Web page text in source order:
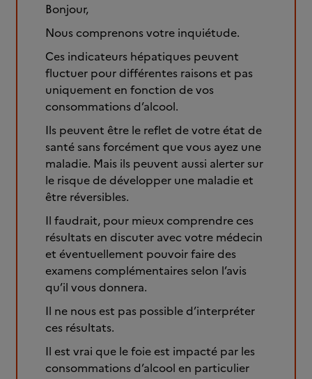
Bonjour,
Nous comprenons votre inquiétude.
Ces indicateurs hépatiques peuvent
fluctuer pour différentes raisons et pas
uniquement en fonction de vos
consommations d’alcool.
Ils peuvent être le reflet de votre état de
santé sans forcément que vous ayez une
maladie. Mais ils peuvent aussi alerter sur
le risque de développer une maladie et
être réversibles.
Il faudrait, pour mieux comprendre ces
résultats en discuter avec votre médecin
et éventuellement pouvoir faire des
examens complémentaires selon l’avis
qu’il vous donnera.
Il ne nous est pas possible d’interpréter
ces résultats.
Il est vrai que le foie est impacté par les
consommations d’alcool en particulier